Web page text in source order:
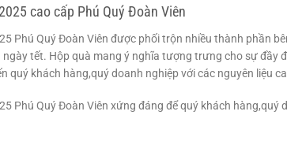
cao cấp Phú Quý Đoàn Viên
Phú Quý Đoàn Viên được phối trộn nhiều thành phần
tết. Hộp quà mang ý nghĩa tượng trưng cho sự đầy
quý khách hàng,quý doanh nghiệp với các nguyên liệu
Phú Quý Đoàn Viên xứng đáng để quý khách